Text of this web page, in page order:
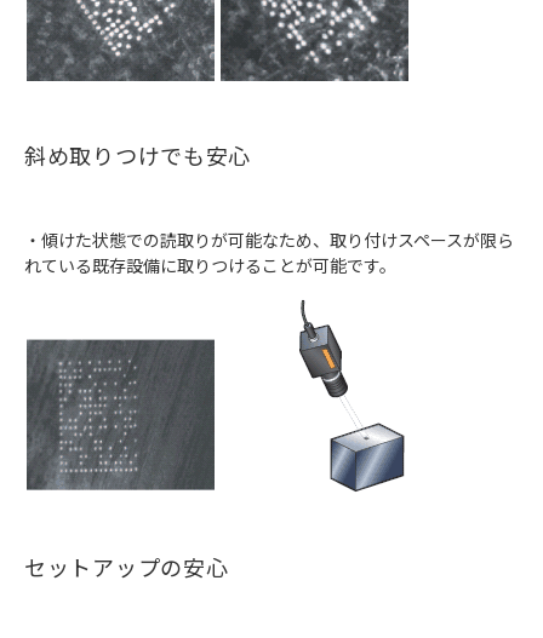
斜め取りつけでも安心
・傾けた状態での読取りが可能なため、取り付けスペースが限ら
れている既存設備に取りつけることが可能です。
セットアップの安心